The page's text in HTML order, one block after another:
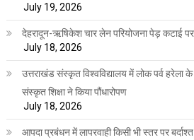
July 19, 2026
देहरादून-ऋषिकेश चार लेन परियोजना पेड़ कटाई पर
July 18, 2026
उत्तराखंड संस्कृत विश्वविद्यालय में लोक पर्व
संस्कृत शिक्षा ने किया पौंधारोपण
July 18, 2026
आपदा प्रबंधन में लापरवाही किसी भी स्तर पर बर्दाश्त